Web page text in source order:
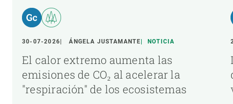
30-07-2026 ÁNGELA JUSTAMANTE NOTICIA
El calor extremo aumenta las
emisiones de CO₂ al acelerar la
"respiración" de los ecosistemas